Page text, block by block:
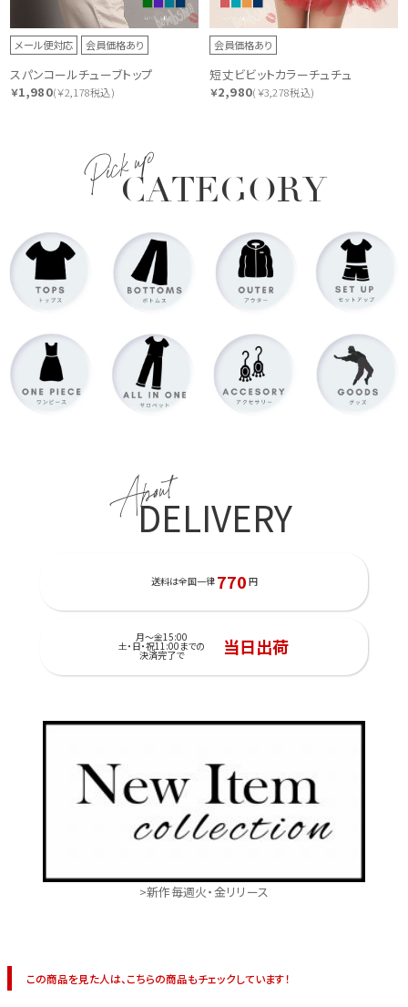
メール便対応 会員価格あり
スパンコールチューブトップ
￥1,980(￥2,178税込)
会員価格あり
短丈ビビットカラーチュチュ
￥2,980(￥3,278税込)
Pick upCATEGORY
About
DELIVERY
送料は全国一律 770 円
月～金15:00
土・日・祝11:00までの
決済完了で 当日出荷
>新作毎週火・金リリース
この商品を見た人は、こちらの商品もチェックしています！